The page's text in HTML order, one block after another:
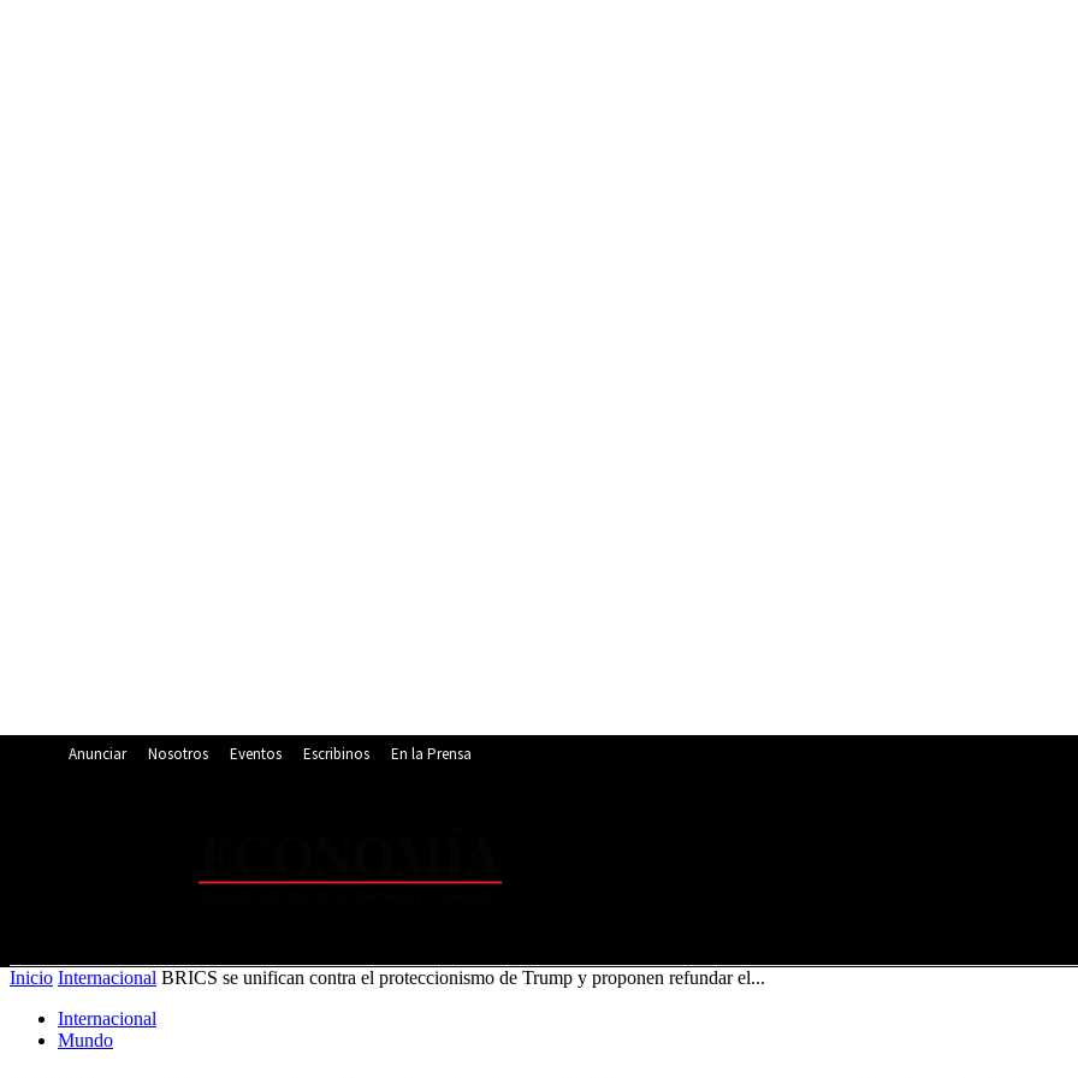
Anunciar Nosotros Eventos Escribinos En la Prensa
Inicio Internacional BRICS se unifican contra el proteccionismo de Trump y proponen refundar el...
Internacional
Mundo